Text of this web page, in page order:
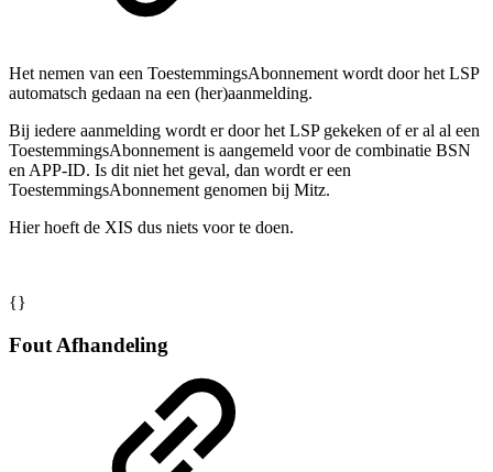
Het nemen van een ToestemmingsAbonnement wordt door het LSP
automatsch gedaan na een (her)aanmelding.
Bij iedere aanmelding wordt er door het LSP gekeken of er al al een
ToestemmingsAbonnement is aangemeld voor de combinatie BSN
en APP-ID. Is dit niet het geval, dan wordt er een
ToestemmingsAbonnement genomen bij Mitz.
Hier hoeft de XIS dus niets voor te doen.
{}
Fout Afhandeling